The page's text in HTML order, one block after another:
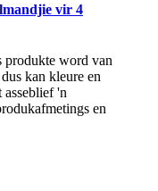
vir 4
word van
kan kleure en
'n
en